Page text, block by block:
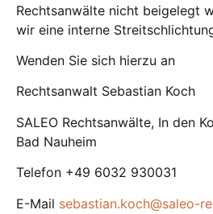
Rechtsanwälte nicht beigelegt
wir eine interne
Wenden Sie sich hierzu an
Rechtsanwalt Sebastian Koch
SALEO Rechtsanwälte, In den
Bad Nauheim
Telefon +49 6032 930031
E-Mail sebastian.koch@saleo-